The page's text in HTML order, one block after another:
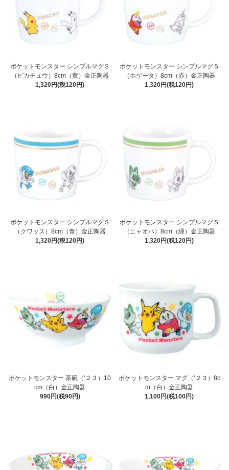
ポケットモンスター シンプルマグＳ
（ピカチュウ）8cm（黄）金正陶器
1,320円(税120円)
ポケットモンスター シンプルマグＳ
（ホゲータ）8cm（赤）金正陶器
1,320円(税120円)
ポケットモンスター シンプルマグＳ
（クワッス）8cm（青）金正陶器
1,320円(税120円)
ポケットモンスター シンプルマグＳ
（ニャオハ）8cm（緑）金正陶器
1,320円(税120円)
ポケットモンスター 茶碗（’２３）10
cm（白）金正陶器
990円(税90円)
ポケットモンスター マグ（’２３）8c
m（白）金正陶器
1,100円(税100円)